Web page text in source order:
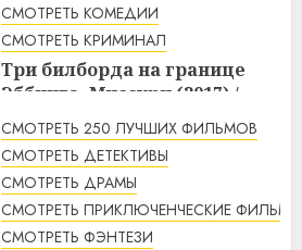
СМОТРЕТЬ КОМЕДИИ
СМОТРЕТЬ КРИМИНАЛ
Три билборда на границе
Эббинга, Миссури (2017) /
Three Billboards Outside
Ebbing, Missouri смотреть
онлайн
2:48 06.08.2026
СМОТРЕТЬ 250 ЛУЧШИХ ФИЛЬМОВ
СМОТРЕТЬ ДЕТЕКТИВЫ
СМОТРЕТЬ ДРАМЫ
СМОТРЕТЬ ПРИКЛЮЧЕНЧЕСКИЕ ФИЛЬМЫ
СМОТРЕТЬ ФЭНТЕЗИ